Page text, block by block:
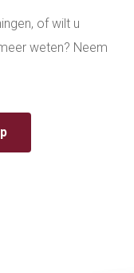
of wilt u
weten? Neem